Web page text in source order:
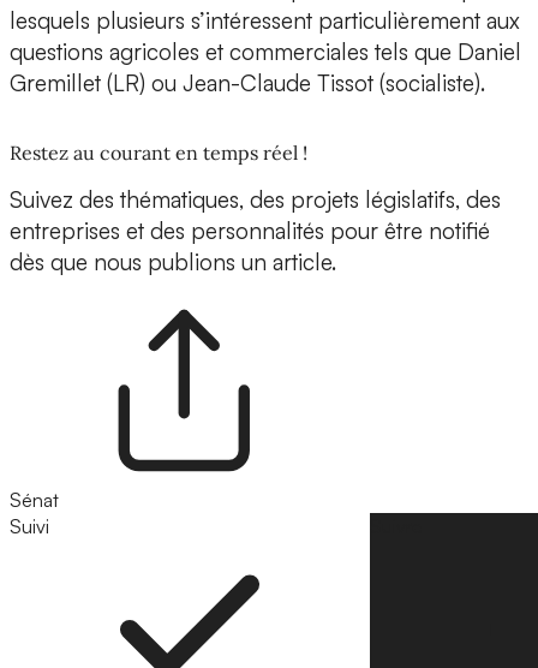
lesquels plusieurs s’intéressent particulièrement aux
questions agricoles et commerciales tels que Daniel
Gremillet (LR) ou Jean-Claude Tissot (socialiste).
Restez au courant en temps réel !
Suivez des thématiques, des projets législatifs, des
entreprises et des personnalités pour être notifié
dès que nous publions un article.
Sénat
Suivi